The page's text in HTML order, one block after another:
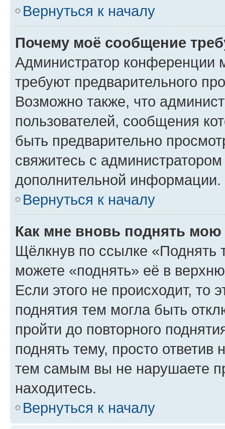
Вернуться к началу
Почему моё сообщение
Администратор конференции
требуют предварительного
Возможно также, что
пользователей, сообщения
быть предварительно
свяжитесь с
дополнительной информации.
Вернуться к началу
Как мне вновь поднять мою
Щёлкнув по ссылке «Поднять
можете «поднять» её в
Если этого не происходит, то
поднятия тем могла быть
пройти до повторного
поднять тему, просто ответив
тем самым вы не нарушаете
находитесь.
Вернуться к началу